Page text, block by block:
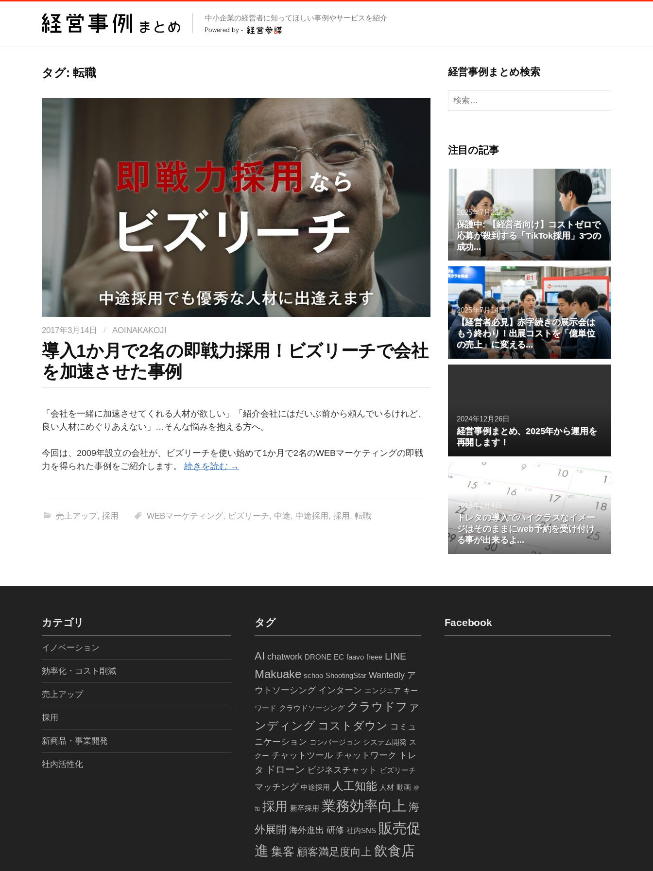
ン
中小企業の経営者に知ってほしい事例やサービスを紹介
タグ:転職
2017年3月14日 / AOINAKAKOJI
導入1か月で2名の即戦力採用！ビズリーチで会社
を加速させた事例
「会社を一緒に加速させてくれる人材が欲しい」「紹介会社にはだいぶ前から頼んでいるけれど、
良い人材にめぐりあえない」…そんな悩みを抱える方へ。
今回は、2009年設立の会社が、ビズリーチを使い始めて1か月で2名のWEBマーケティングの即戦
力を得られた事例をご紹介します。 続きを読む →
売上アップ, 採用 WEBマーケティング, ビズリーチ, 中途, 中途採用 , 採用 , 転職
経営事例まとめ検索
検
索:
注目の記事
2025年7月22日
保護中: 【経営者向け】コストゼロで
応募が殺到する「TikTok採用」3つの
成功...
2025年7月14日
【経営者必見】赤字続きの展示会は
もう終わり！出展コストを「億単位
の売上」に変える...
2024年12月26日
経営事例まとめ、2025年から運用を
再開します！
2019年2月4日
トレタの導入でハイクラスなイメー
ジはそのままにweb予約を受け付け
る事が出来るよ...
カテゴリ
イノベーション
効率化・コスト削減
売上アップ
採用
新商品・事業開発
社内活性化
タグ
AI chatwork DRONE EC faavo freee LINE
Makuake schoo ShootingStar Wantedly ア
ウトソーシング インターン エンジニア キー
ワード クラウドソーシング クラウドファ
ンディング コストダウン コミュ
ニケーション コンバージョン システム開発 ス
クー チャットツール チャットワーク
トレ
タ
ドローン ビジネスチャット ビズリーチ
マッチング 中途採用 人工知能 人材 動画 増
加 採用 新卒採用 業務効率向上 海
外展開 海外進出 研修 社内SNS 販売促
進 集客 顧客満足度向上 飲食店
Facebook